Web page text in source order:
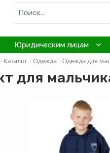
Юридическим лицам
· Каталог ·Одежда ·Одежда для
для